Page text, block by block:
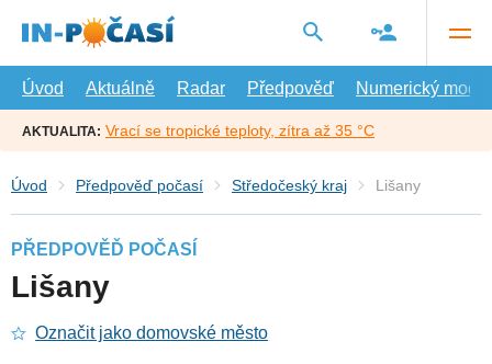
hlavní
Úvod
Aktuálně Radar Předpověď Numerický model
AKTUALITA: Vrací se tropické teploty, zítra až 35 °C
Úvod Předpověď počasí Středočeský kraj Lišany
PŘEDPOVĚĎ POČASÍ
Lišany
Označit jako domovské město